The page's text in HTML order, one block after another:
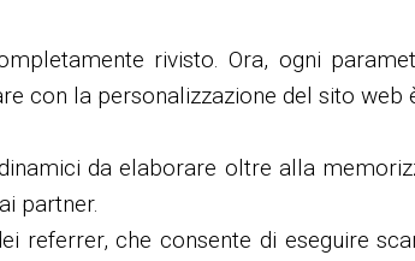
rivisto. Ora, ogni
con la personalizzazione del sito
da elaborare oltre alla
partner.
referrer, che consente di eseguire